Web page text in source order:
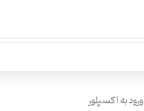
به اکسپلور